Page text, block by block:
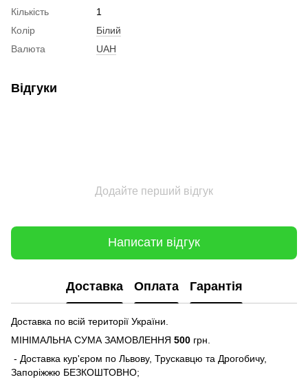
Кількість
1
Колір
Білий
Валюта
UAH
Відгуки
Додайте перший відгук
Написати відгук
Доставка Оплата Гарантія
Доставка по всій території України.
МІНІМАЛЬНА СУМА ЗАМОВЛЕННЯ 500 грн.
- Доставка кур'єром по Львову, Трускавцю та Дрогобичу,
Запоріжжю БЕЗКОШТОВНО;